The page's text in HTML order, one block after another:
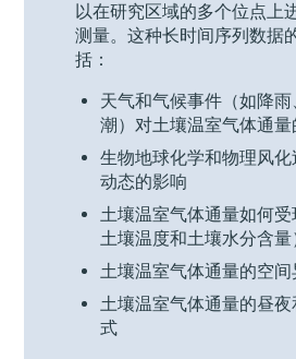
以在研究区域的多个位点上
测量。这种长时间序列数据
括：
天气和气候事件（如降
潮）对土壤温室气体通量
生物地球化学和物理风
动态的影响
土壤温室气体通量如何
土壤温度和土壤水分含
土壤温室气体通量的空间
土壤温室气体通量的昼
式